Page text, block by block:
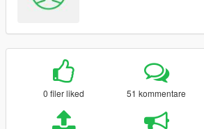
0 filer liked 51 kommentare